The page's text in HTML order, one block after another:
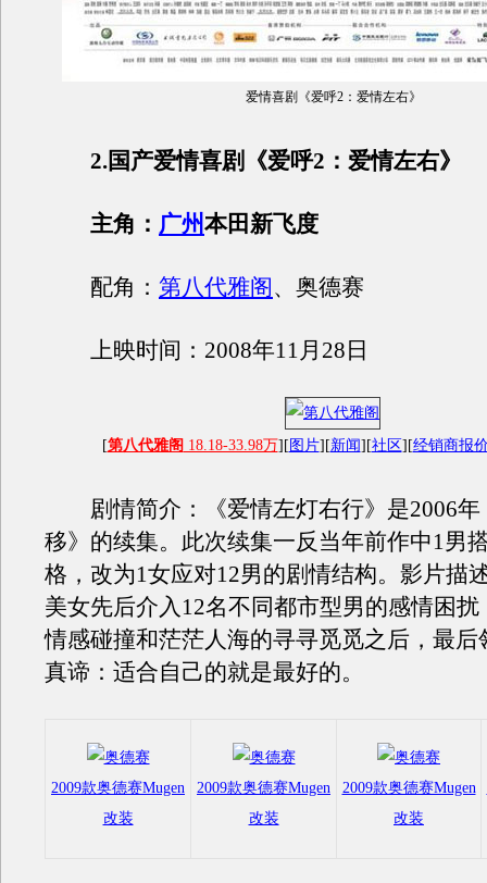
爱情喜剧《爱呼2：爱情左右》
2.国产爱情喜剧《爱呼2：爱情左右》
主角： 广州本田新飞度
配角： 第八代雅阁、奥德赛
上映时间：2008年11月28日
[第八代雅阁 18.18-33.98万][ 图片][新闻][社区][经销商报
剧情简介：《爱情左灯右行》是2006年
移》的续集。此次续集一反当年前作中1男
格，改为1女应对12男的剧情结构。影片描
美女先后介入12名不同都市型男的感情困
情感碰撞和茫茫人海的寻寻觅觅之后，最后
真谛：适合自己的就是最好的。
2009款奥德赛Mugen
改装
2009款奥德赛Mugen
改装
2009款奥德赛Mugen
改装